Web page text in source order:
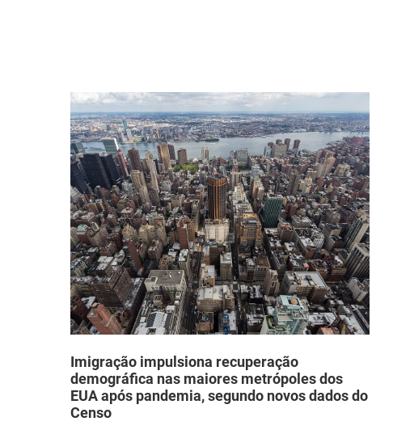
Imigração impulsiona recuperação
demográfica nas maiores metrópoles dos
EUA após pandemia, segundo novos dados do
Censo
22/04/2025 10:48 |Editores